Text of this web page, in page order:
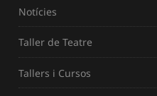
Notícies
Taller de Teatre
Tallers i Cursos